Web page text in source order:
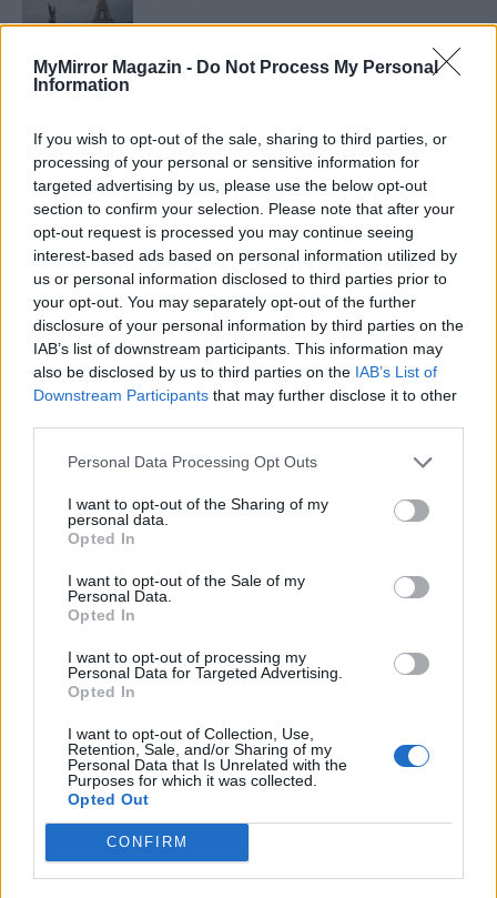
MyMirror Magazin - Do Not Process My Personal
Information
If you wish to opt-out of the sale, sharing to third parties, or
processing of your personal or sensitive information for
targeted advertising by us, please use the below opt-out
section to confirm your selection. Please note that after your
opt-out request is processed you may continue seeing
interest-based ads based on personal information utilized by
us or personal information disclosed to third parties prior to
your opt-out. You may separately opt-out of the further
disclosure of your personal information by third parties on the
IAB’s list of downstream participants. This information may
also be disclosed by us to third parties on the IAB’s List of
Downstream Participants that may further disclose it to other
Personal Data Processing Opt Outs
I want to opt-out of the Sharing of my
personal data.
Opted In
I want to opt-out of the Sale of my
Personal Data.
Opted In
I want to opt-out of processing my
Personal Data for Targeted Advertising.
Opted In
I want to opt-out of Collection, Use,
Retention, Sale, and/or Sharing of my
Personal Data that Is Unrelated with the
Purposes for which it was collected.
Opted Out
CONFIRM
Minka 12. rész
Minka 11. rész
T. szereti a fiatal lányokat 14. rész
Pedig szóltam… – Miért nem hiszünk a
A legidegesítőbb kifejezések laza
gyűjteménye
Elyna Robbs: Adéle és az örökölt árnyak
A világ legismertebb ruhái